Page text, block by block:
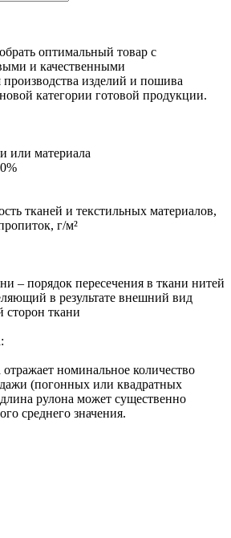
оптимальный товар с
и качественными
производства изделий и пошива
категории готовой продукции.
или материала
тканей и текстильных материалов,
г/м²
– порядок пересечения в ткани нитей
в результате внешний вид
сторон ткани
номинальное количество
(погонных или квадратных
рулона может существенно
среднего значения.